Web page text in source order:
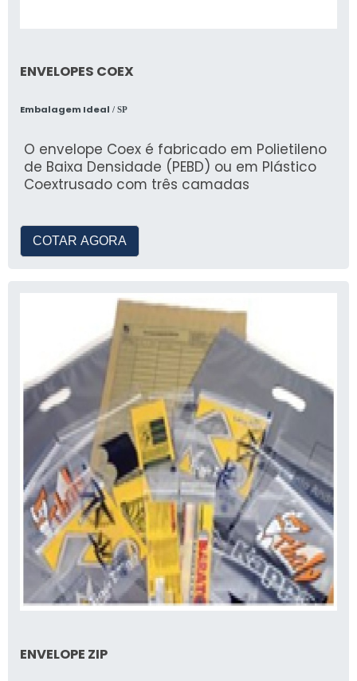
ENVELOPES COEX
Embalagem Ideal / SP
O envelope Coex é fabricado em Polietileno
de Baixa Densidade (PEBD) ou em Plástico
Coextrusado com três camadas
COTAR AGORA
ENVELOPE ZIP